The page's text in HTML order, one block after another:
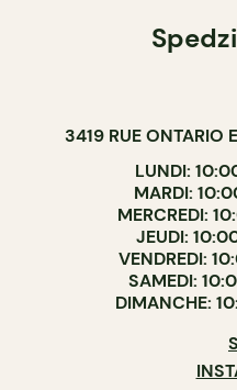
3419 RUE ONTARIO
LUNDI:
MARDI:
MERCREDI:
JEUDI:
VENDREDI:
SAMEDI:
DIMANCHE: